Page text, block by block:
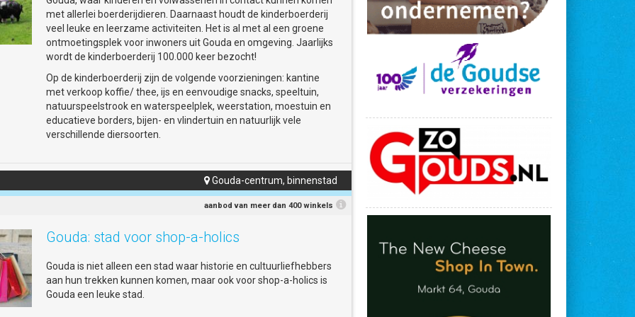
kawinaband Combinatie XVI en spreker Kofi Ogún, plus
belooft het een inspirerende en betekenisvolle viering te worden.
www.30juni1juli-gouda.nlkunt u het volledige programma bekijken.
is belangrijk, zodat we weten hoeveel maaltijden we moeten bereiden en
moeten zijn.
punten: uw naam; met hoeveel personen u komt; welke dag(en) u
of allebei; of u gezellig mee-eet op woensdag 1 juli (ja of nee)
vieren en elkaar ontmoeten. Want vrijheid vieren we samen!
gouda.nl
gouda.nl/keti-koti-2026/
met allerlei boerderijdieren. Daarnaast houdt de kinderboerderij
veel leuke en leerzame activiteiten. Het is al met al een groene
ontmoetingsplek voor inwoners uit Gouda en omgeving. Jaarlijks
wordt de kinderboerderij 100.000 keer bezocht!
Op de kinderboerderij zijn de volgende voorzieningen: kantine
met verkoop koffie/ thee, ijs en eenvoudige snacks, speeltuin,
natuurspeelstrook en waterspeelplek, weerstation, moestuin en
educatieve borders, bijen- en vlindertuin en natuurlijk vele
verschillende diersoorten.
Gouda-centrum, binnenstad
aanbod van meer dan 400 winkels
Gouda: stad voor shop-a-holics
Gouda is niet alleen een stad waar historie en cultuurliefhebbers
aan hun trekken kunnen komen, maar ook voor shop-a-holics is
Gouda een leuke stad.